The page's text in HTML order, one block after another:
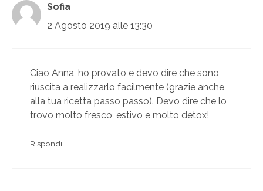
Sofia
2 Agosto 2019 alle 13:30
Ciao Anna, ho provato e devo dire che sono
riuscita a realizzarlo facilmente (grazie anche
alla tua ricetta passo passo). Devo dire che lo
trovo molto fresco, estivo e molto detox!
Rispondi